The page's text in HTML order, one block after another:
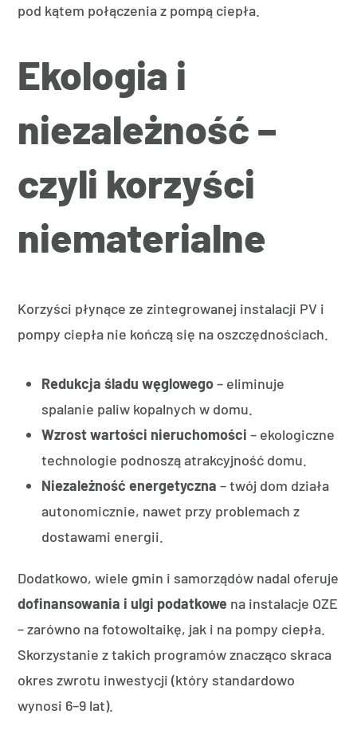
pod kątem połączenia z pompą ciepła.
Ekologia i
niezależność –
czyli korzyści
niematerialne
Korzyści płynące ze zintegrowanej instalacji PV i
pompy ciepła nie kończą się na oszczędnościach.
Redukcja śladu węglowego– eliminuje
spalanie paliw kopalnych w domu.
Wzrost wartości nieruchomości – ekologiczne
technologie podnoszą atrakcyjność domu.
Niezależność energetyczna – twój dom działa
autonomicznie, nawet przy problemach z
dostawami energii.
Dodatkowo, wiele gmin i samorządów nadal oferuje
dofinansowania i ulgi podatkowe na instalacje OZE
– zarówno na fotowoltaikę, jak i na pompy ciepła.
Skorzystanie z takich programów znacząco skraca
okres zwrotu inwestycji (który standardowo
wynosi 6–9 lat).